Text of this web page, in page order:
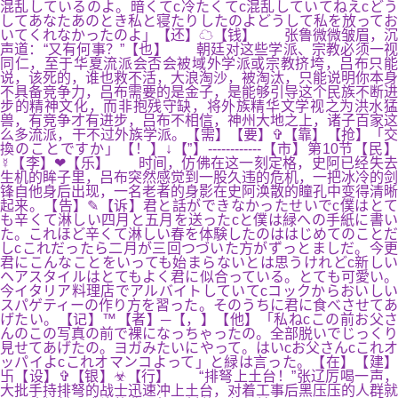
混乱しているのよ。暗くてc冷たくてc混乱していてねえcどう
してあなたあのとき私と寝たりしたのよどうして私を放ってお
いてくれなかったのよ」【还】☁【钱】 张鲁微微皱眉，沉
声道：“又有何事？”【也】 朝廷对这些学派、宗教必须一视
同仁，至于华夏流派会否会被域外学派或宗教挤垮，吕布只能
说，该死的，谁也救不活，大浪淘沙，被淘汰，只能说明你本身
不具备竞争力，吕布需要的是金子，是能够引导这个民族不断进
步的精神文化，而非抱残守缺，将外族精华文学视之为洪水猛
兽，有竞争才有进步，吕布不相信，神州大地之上，诸子百家这
么多流派，干不过外族学派。【需】【要】✞【靠】【抢】「交
換のことですか」【！】↓【”】------------【市】第10节【民】
☿【李】❤【乐】 时间，仿佛在这一刻定格，史阿已经失去
生机的眸子里，吕布突然感觉到一股久违的危机，一把冰冷的剑
锋自他身后出现，一名老者的身影在史阿涣散的瞳孔中变得清晰
起来。【告】✎【诉】君と話ができなかったせいでc僕はとて
も辛くて淋しい四月と五月を送ったcと僕は緑への手紙に書い
た。これほど辛くて淋しい春を体験したのははじめてのことだ
しcこれだったら二月が三回つづいた方がずっとましだ。今更
君にこんなことをいっても始まらないとは思うけれどc新しい
ヘアスタイルはとてもよく君に似合っている。とても可愛い。
今イタリア料理店でアルバイトしていてcコックからおいしい
スパゲティーの作り方を習った。そのうちに君に食べさせてあ
げたい。【记】™【者】─【，】【他】「私ねcこの前お父さ
んのこの写真の前で裸になっちゃったの。全部脱いでじっくり
見せてあげたの。ヨガみたいにやって。はいcお父さんcこれオ
ッパイよcこれオマンコよって」と緑は言った。【在】【建】
卐【设】✞【银】☣【行】 “排弩上土台！”张辽厉喝一声，
大批手持排弩的战士迅速冲上土台，对着工事后黑压压的人群就